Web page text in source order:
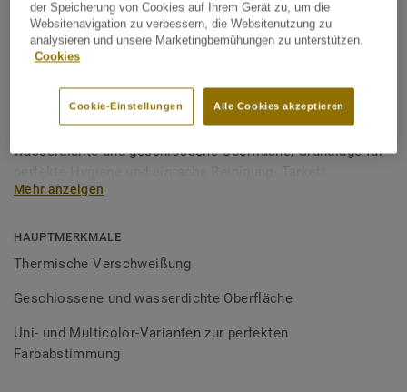
Tarkett Zubehör Komplettsortiment|Schweißschnüre
Schweißschnur für PVC-Böden
- Multicolour ZODIAC 250
Schweißschnüre werden zur thermischen Verschweißung
zweier PVC-Bahnen verwendet und sorgen für eine
wasserdichte und geschlossene Oberfläche, Grundlage für
Schweißschnüre sind erhältlich in den Varianten Uni und
Bodenbelagssortiment abgestimmt. Durch die Verwendung
von Kontrastfarben lassen sich auch besondere
Mehr anzeigen
HAUPTMERKMALE
Thermische Verschweißung
Geschlossene und wasserdichte Oberfläche
Uni- und Multicolor-Varianten zur perfekten
Farbabstimmung
der Speicherung von Cookies auf Ihrem Gerät zu, um die
Websitenavigation zu verbessern, die Websitenutzung zu
analysieren und unsere Marketingbemühungen zu unterstützen.
Cookies
Alle Cookies akzeptieren
Cookie-Einstellungen